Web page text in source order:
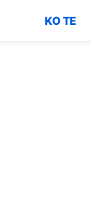
KO TE